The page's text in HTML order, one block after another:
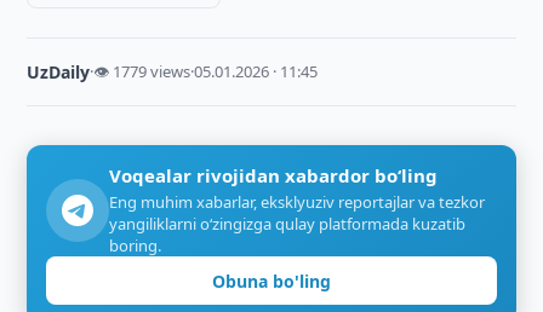
UzDaily·👁 1779 views·05.01.2026 · 11:45
Voqealar rivojidan xabardor bo‘ling
Eng muhim xabarlar, eksklyuziv reportajlar va tezkor
yangiliklarni o‘zingizga qulay platformada kuzatib
boring.
Obuna bo'ling